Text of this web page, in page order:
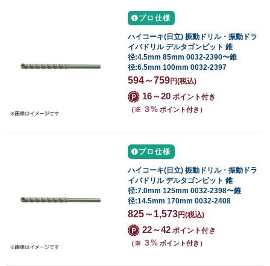
プロ仕様
ハイコーキ(日立) 振動ドリル・振動ドラ
イバドリル デルタゴンビット 錐
径:4.5mm 85mm 0032-2390〜錐
径:6.5mm 100mm 0032-2397
594～759円(税込)
16～20 ポイント付き
（※ ３% ポイント付き）
プロ仕様
ハイコーキ(日立) 振動ドリル・振動ドラ
イバドリル デルタゴンビット 錐
径:7.0mm 125mm 0032-2398〜錐
径:14.5mm 170mm 0032-2408
825～1,573円(税込)
22～42 ポイント付き
（※ ３% ポイント付き）